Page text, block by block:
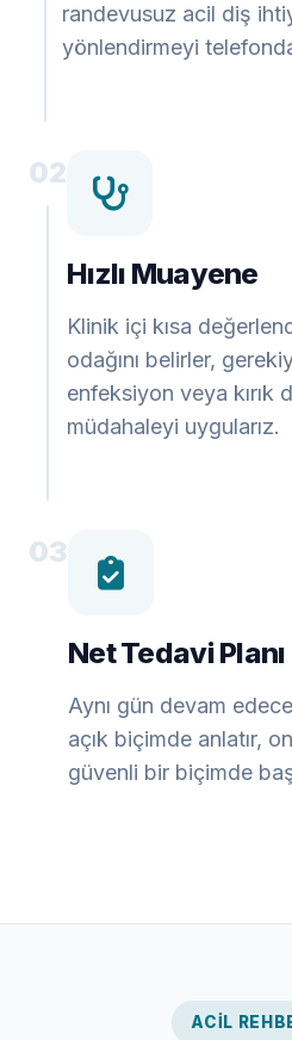
randevusuz acil diş
yönlendirmeyi
02
Hızlı Muayene
Klinik içi kısa
odağını belirler,
enfeksiyon veya kırık
müdahaleyi uygularız.
03
Net Tedavi Planı
Aynı gün devam
açık biçimde anlatır,
güvenli bir biçimde
ACIL